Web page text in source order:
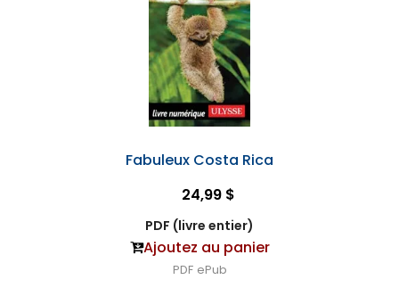
Fabuleux Costa Rica
24,99 $
PDF (livre entier)
Ajoutez au panier
PDF ePub